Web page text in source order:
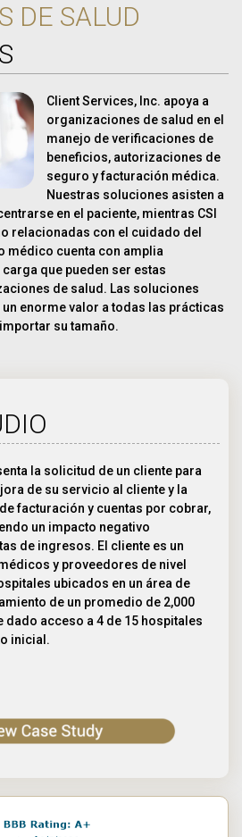
DE SALUD
Client Services, Inc. apoya a
organizaciones de salud en el
manejo de verificaciones de
beneficios, autorizaciones de
seguro y facturación médica.
Nuestras soluciones asisten a
en el paciente, mientras CSI
relacionadas con el cuidado del
médico cuenta con amplia
que pueden ser estas
de salud. Las soluciones
enorme valor a todas las prácticas
su tamaño.
la solicitud de un cliente para
de su servicio al cliente y la
facturación y cuentas por cobrar,
un impacto negativo
de ingresos. El cliente es un
y proveedores de nivel
ubicados en un área de
de un promedio de 2,000
dado acceso a 4 de 15 hospitales
inicial.